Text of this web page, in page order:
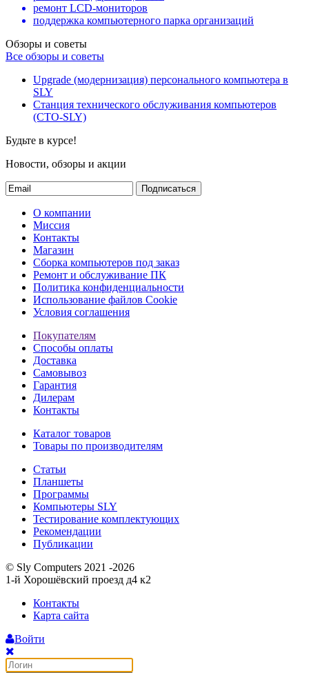
ремонт LCD-мониторов
поддержка компьютерного парка организаций
Обзоры и советы
Все обзоры и советы
Upgrade (модернизация) персонального компьютера в
SLY
Станция технического обслуживания компьютеров
(СТО-SLY)
Будьте в курсе!
Новости, обзоры и акции
Подписаться
О компании
Миссия
Контакты
Магазин
Сборка компьютеров под заказ
Ремонт и обслуживание ПК
Политика конфиденциальности
Использование файлов Cookie
Условия соглашения
Покупателям
Способы оплаты
Доставка
Самовывоз
Гарантия
Дилерам
Контакты
Каталог товаров
Товары по производителям
Статьи
Планшеты
Программы
Компьютеры SLY
Тестирование комплектующих
Рекомендации
Публикации
© Sly Computers 2021 -2026
1-й Хорошёвский проезд д4 к2
Контакты
Карта сайта
Войти